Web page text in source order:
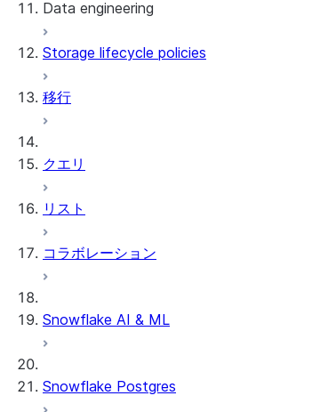
Snowflake Openflow
Apache Iceberg™
Data engineering
データのロード
DCM Projects
Snowflakeでのdbtプロジェクト
Storage lifecycle policies
移行
クエリ
リスト
コラボレーション
Snowflake AI & ML
Snowflake Postgres